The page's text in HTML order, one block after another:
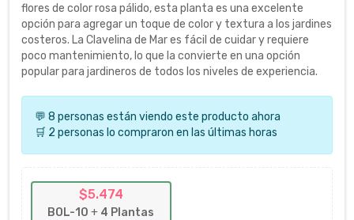
flores de color rosa pálido, esta planta es una excelente
opción para agregar un toque de color y textura a los jardines
costeros. La Clavelina de Mar es fácil de cuidar y requiere
poco mantenimiento, lo que la convierte en una opción
popular para jardineros de todos los niveles de experiencia.
💬 8 personas están viendo este producto ahora
🛒 2 personas lo compraron en las últimas horas
$5.474
BOL-10 + 4 Plantas